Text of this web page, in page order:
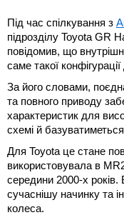
Під час спілкування з
підрозділу Toyota GR
повідомив, що
саме такої
За його словами,
та повного приводу
характеристик для
схемі й
Для Toyota це стане
використовувала в
середини 2000-х
сучаснішу начинку та
колеса.